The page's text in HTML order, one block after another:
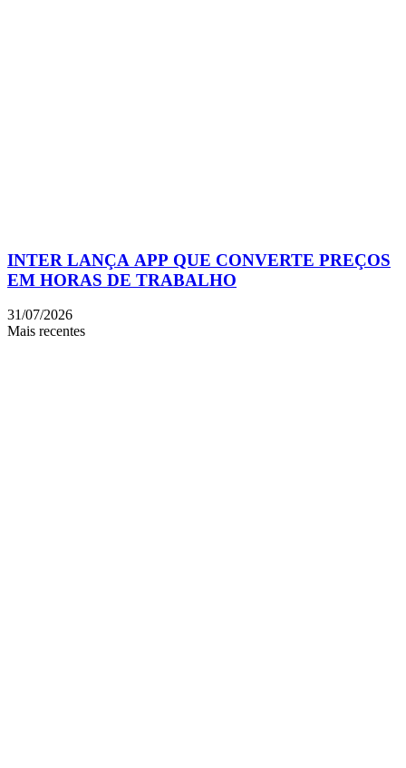
INTER LANÇA APP QUE CONVERTE PREÇOS
EM HORAS DE TRABALHO
31/07/2026
Mais recentes